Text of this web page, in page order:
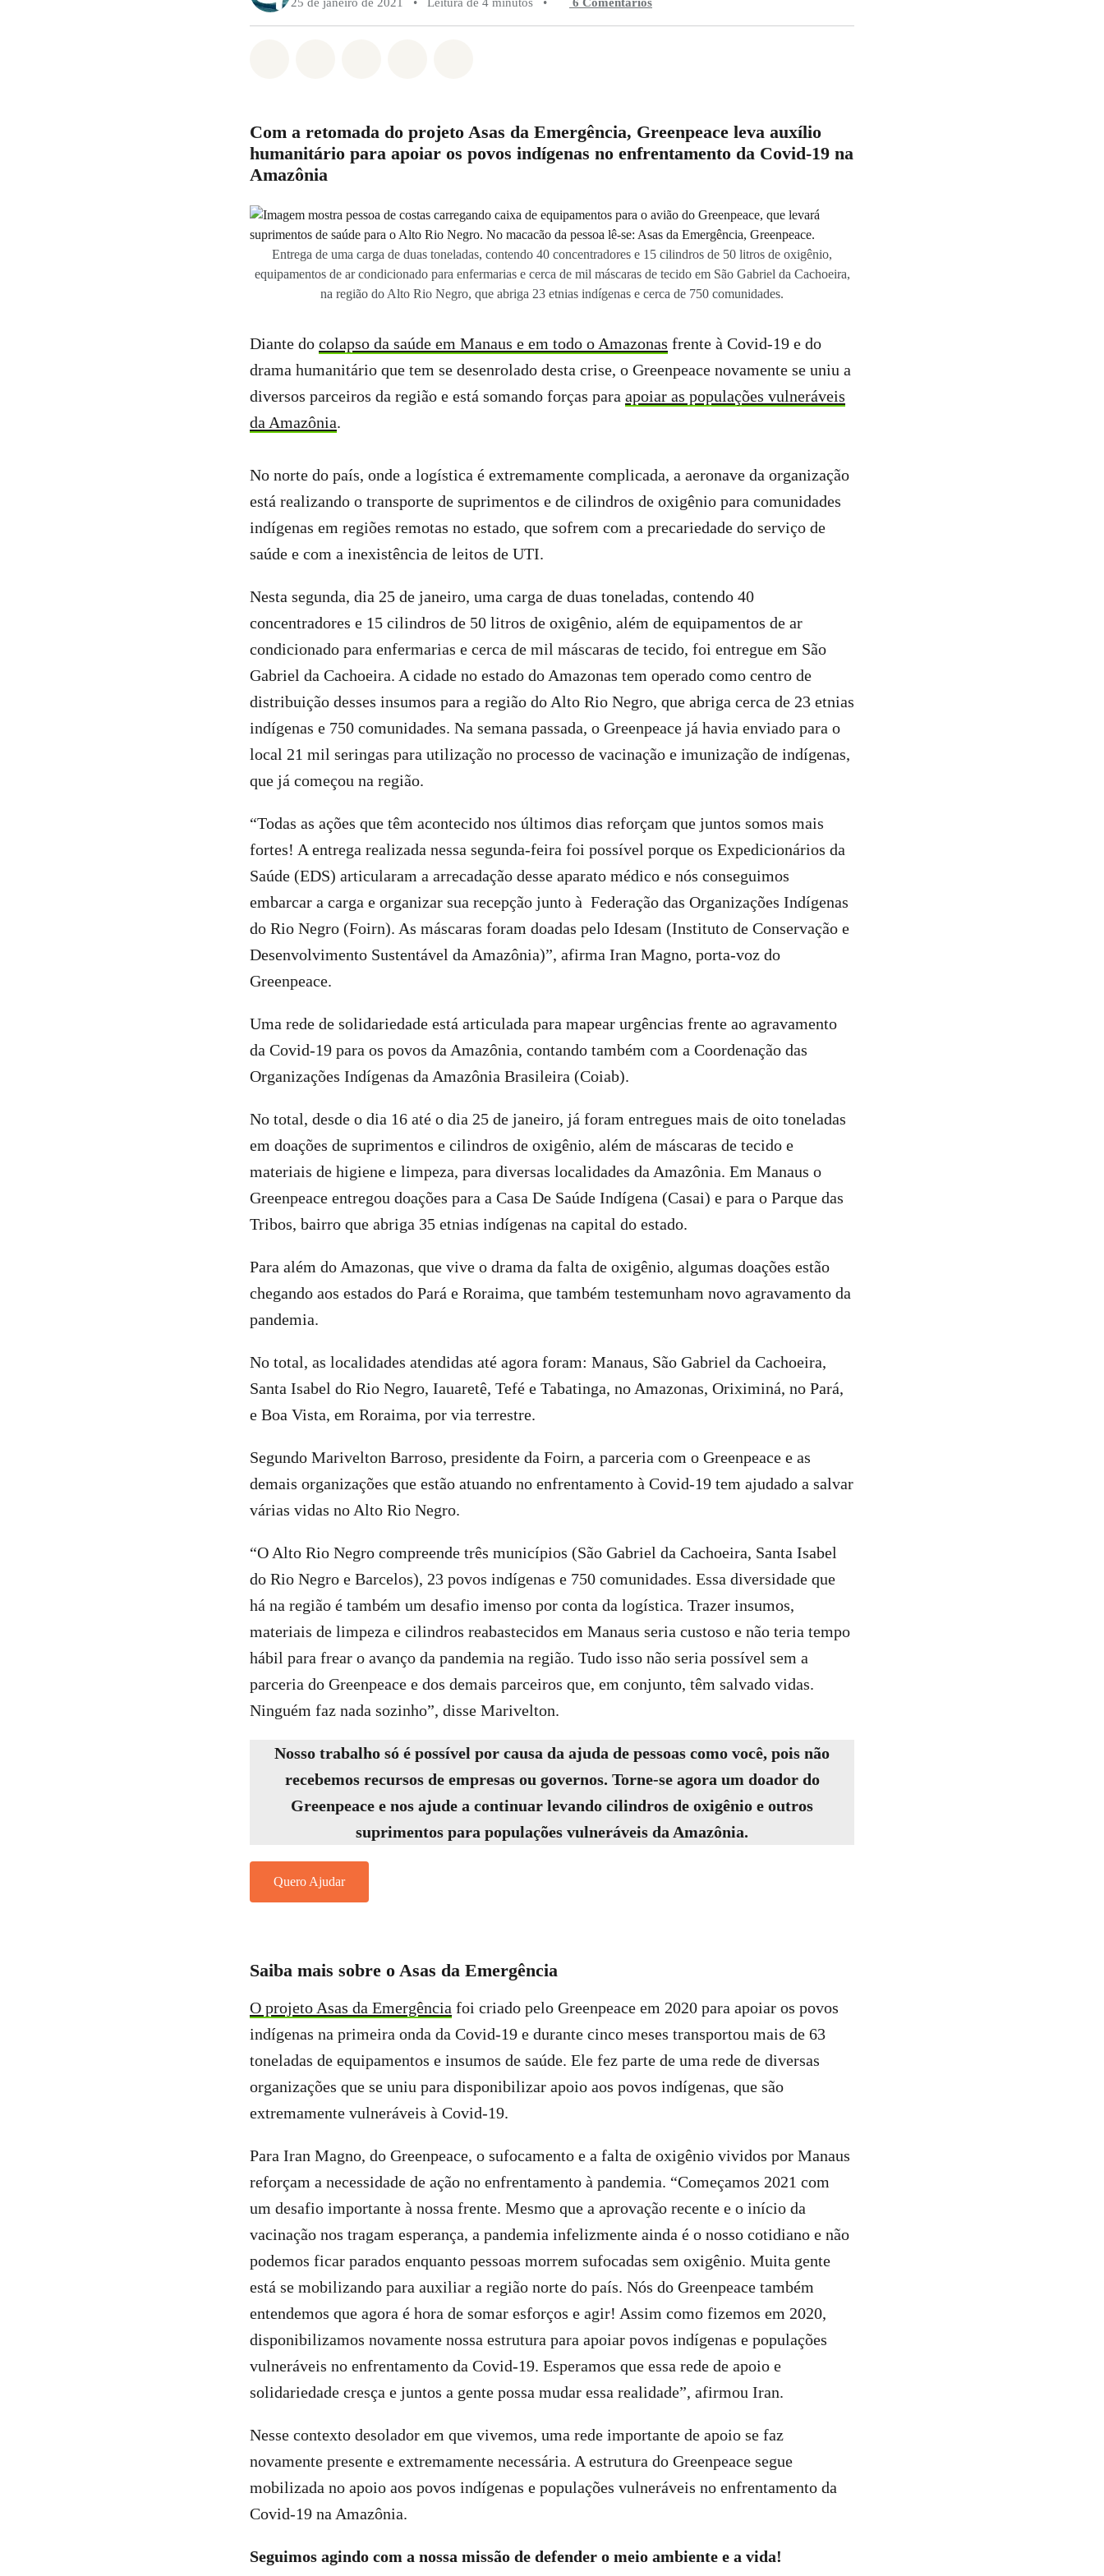
Com a retomada do projeto Asas da Emergência, Greenpeace leva auxílio
humanitário para apoiar os povos indígenas no enfrentamento da Covid-19 na
Amazônia
Entrega de uma carga de duas toneladas, contendo 40 concentradores e 15 cilindros de 50 litros de oxigênio,
equipamentos de ar condicionado para enfermarias e cerca de mil máscaras de tecido em São Gabriel da Cachoeira,
na região do Alto Rio Negro, que abriga 23 etnias indígenas e cerca de 750 comunidades.
Diante do colapso da saúde em Manaus e em todo o Amazonas frente à Covid-19 e do
drama humanitário que tem se desenrolado desta crise, o Greenpeace novamente se uniu a
diversos parceiros da região e está somando forças para apoiar as populações vulneráveis
da Amazônia.
No norte do país, onde a logística é extremamente complicada, a aeronave da organização
está realizando o transporte de suprimentos e de cilindros de oxigênio para comunidades
indígenas em regiões remotas no estado, que sofrem com a precariedade do serviço de
saúde e com a inexistência de leitos de UTI.
Nesta segunda, dia 25 de janeiro, uma carga de duas toneladas, contendo 40
concentradores e 15 cilindros de 50 litros de oxigênio, além de equipamentos de ar
condicionado para enfermarias e cerca de mil máscaras de tecido, foi entregue em São
Gabriel da Cachoeira. A cidade no estado do Amazonas tem operado como centro de
distribuição desses insumos para a região do Alto Rio Negro, que abriga cerca de 23 etnias
indígenas e 750 comunidades. Na semana passada, o Greenpeace já havia enviado para o
local 21 mil seringas para utilização no processo de vacinação e imunização de indígenas,
que já começou na região.
“Todas as ações que têm acontecido nos últimos dias reforçam que juntos somos mais
fortes! A entrega realizada nessa segunda-feira foi possível porque os Expedicionários da
Saúde (EDS) articularam a arrecadação desse aparato médico e nós conseguimos
embarcar a carga e organizar sua recepção junto à Federação das Organizações Indígenas
do Rio Negro (Foirn). As máscaras foram doadas pelo Idesam (Instituto de Conservação e
Desenvolvimento Sustentável da Amazônia)”, afirma Iran Magno, porta-voz do
Greenpeace.
Uma rede de solidariedade está articulada para mapear urgências frente ao agravamento
da Covid-19 para os povos da Amazônia, contando também com a Coordenação das
Organizações Indígenas da Amazônia Brasileira (Coiab).
No total, desde o dia 16 até o dia 25 de janeiro, já foram entregues mais de oito toneladas
em doações de suprimentos e cilindros de oxigênio, além de máscaras de tecido e
materiais de higiene e limpeza, para diversas localidades da Amazônia. Em Manaus o
Greenpeace entregou doações para a Casa De Saúde Indígena (Casai) e para o Parque das
Tribos, bairro que abriga 35 etnias indígenas na capital do estado.
Para além do Amazonas, que vive o drama da falta de oxigênio, algumas doações estão
chegando aos estados do Pará e Roraima, que também testemunham novo agravamento da
pandemia.
No total, as localidades atendidas até agora foram: Manaus, São Gabriel da Cachoeira,
Santa Isabel do Rio Negro, Iauaretê, Tefé e Tabatinga, no Amazonas, Oriximiná, no Pará,
e Boa Vista, em Roraima, por via terrestre.
Segundo Marivelton Barroso, presidente da Foirn, a parceria com o Greenpeace e as
demais organizações que estão atuando no enfrentamento à Covid-19 tem ajudado a salvar
várias vidas no Alto Rio Negro.
“O Alto Rio Negro compreende três municípios (São Gabriel da Cachoeira, Santa Isabel
do Rio Negro e Barcelos), 23 povos indígenas e 750 comunidades. Essa diversidade que
há na região é também um desafio imenso por conta da logística. Trazer insumos,
materiais de limpeza e cilindros reabastecidos em Manaus seria custoso e não teria tempo
hábil para frear o avanço da pandemia na região. Tudo isso não seria possível sem a
parceria do Greenpeace e dos demais parceiros que, em conjunto, têm salvado vidas.
Ninguém faz nada sozinho”, disse Marivelton.
Nosso trabalho só é possível por causa da ajuda de pessoas como você, pois não
recebemos recursos de empresas ou governos. Torne-se agora um doador do
Greenpeace e nos ajude a continuar levando cilindros de oxigênio e outros
suprimentos para populações vulneráveis da Amazônia.
Quero Ajudar
Saiba mais sobre o Asas da Emergência
O projeto Asas da Emergência foi criado pelo Greenpeace em 2020 para apoiar os povos
indígenas na primeira onda da Covid-19 e durante cinco meses transportou mais de 63
toneladas de equipamentos e insumos de saúde. Ele fez parte de uma rede de diversas
organizações que se uniu para disponibilizar apoio aos povos indígenas, que são
extremamente vulneráveis à Covid-19.
Para Iran Magno, do Greenpeace, o sufocamento e a falta de oxigênio vividos por Manaus
reforçam a necessidade de ação no enfrentamento à pandemia. “Começamos 2021 com
um desafio importante à nossa frente. Mesmo que a aprovação recente e o início da
vacinação nos tragam esperança, a pandemia infelizmente ainda é o nosso cotidiano e não
podemos ficar parados enquanto pessoas morrem sufocadas sem oxigênio. Muita gente
está se mobilizando para auxiliar a região norte do país. Nós do Greenpeace também
entendemos que agora é hora de somar esforços e agir! Assim como fizemos em 2020,
disponibilizamos novamente nossa estrutura para apoiar povos indígenas e populações
vulneráveis no enfrentamento da Covid-19. Esperamos que essa rede de apoio e
solidariedade cresça e juntos a gente possa mudar essa realidade”, afirmou Iran.
Nesse contexto desolador em que vivemos, uma rede importante de apoio se faz
novamente presente e extremamente necessária. A estrutura do Greenpeace segue
mobilizada no apoio aos povos indígenas e populações vulneráveis no enfrentamento da
Covid-19 na Amazônia.
Seguimos agindo com a nossa missão de defender o meio ambiente e a vida!